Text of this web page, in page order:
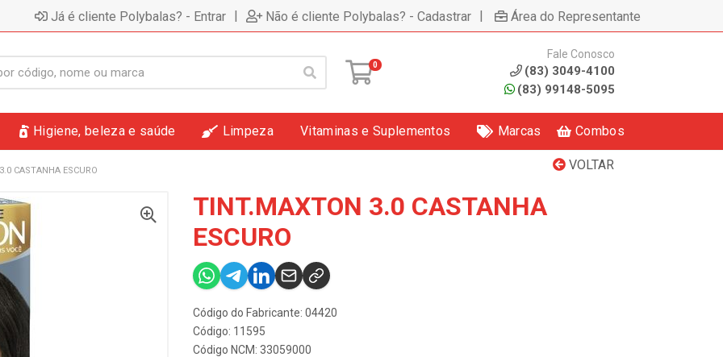
Já é cliente Polybalas? - Entrar | Não é cliente Polybalas? - Cadastrar | Área do Representante
0
Fale Conosco
(83) 3049-4100
(83) 99148-5095
Higiene, beleza e saúde Limpeza Vitaminas e Suplementos Marcas Combos
VOLTAR
CASTANHA ESCURO
TINT.MAXTON 3.0 CASTANHA
ESCURO
Código do Fabricante: 04420
Código: 11595
Código NCM: 33059000